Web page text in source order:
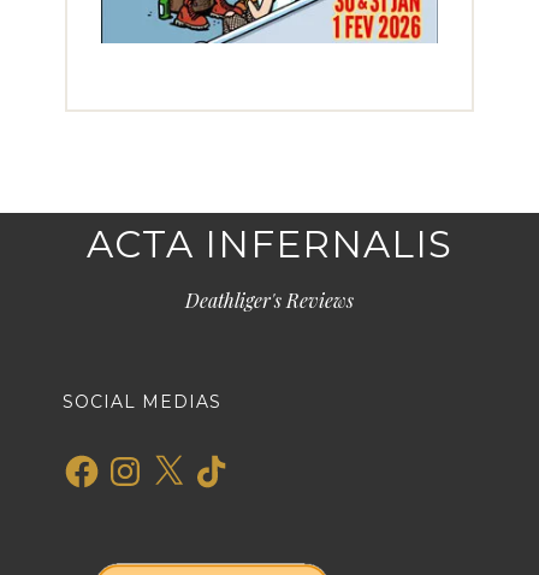
ACTA INFERNALIS
Deathliger's Reviews
SOCIAL MEDIAS
FacebookInstagram
X TikTok